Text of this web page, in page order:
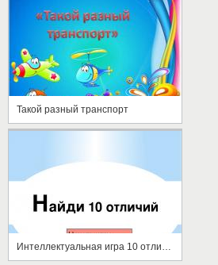
Такой разный транспорт
Интеллектуальная игра 10 отличий